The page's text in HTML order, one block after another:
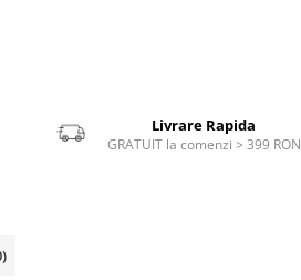
Livrare Rapida
GRATUIT la comenzi > 399 RON